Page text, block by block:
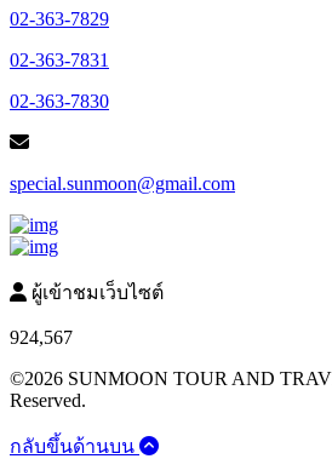
02-363-7829
02-363-7831
02-363-7830
special.sunmoon@gmail.com
ผู้เข้าชมเว็บไซต์
924,567
©2026 SUNMOON TOUR AND
Reserved.
กลับขึ้นด้านบน